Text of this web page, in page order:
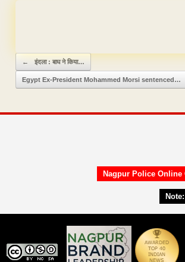
Post navigation
← इंदला : बाघ ने किया…
Egypt Ex-President Mohammed Morsi sentenced…
Nagpur Police Online
Note: